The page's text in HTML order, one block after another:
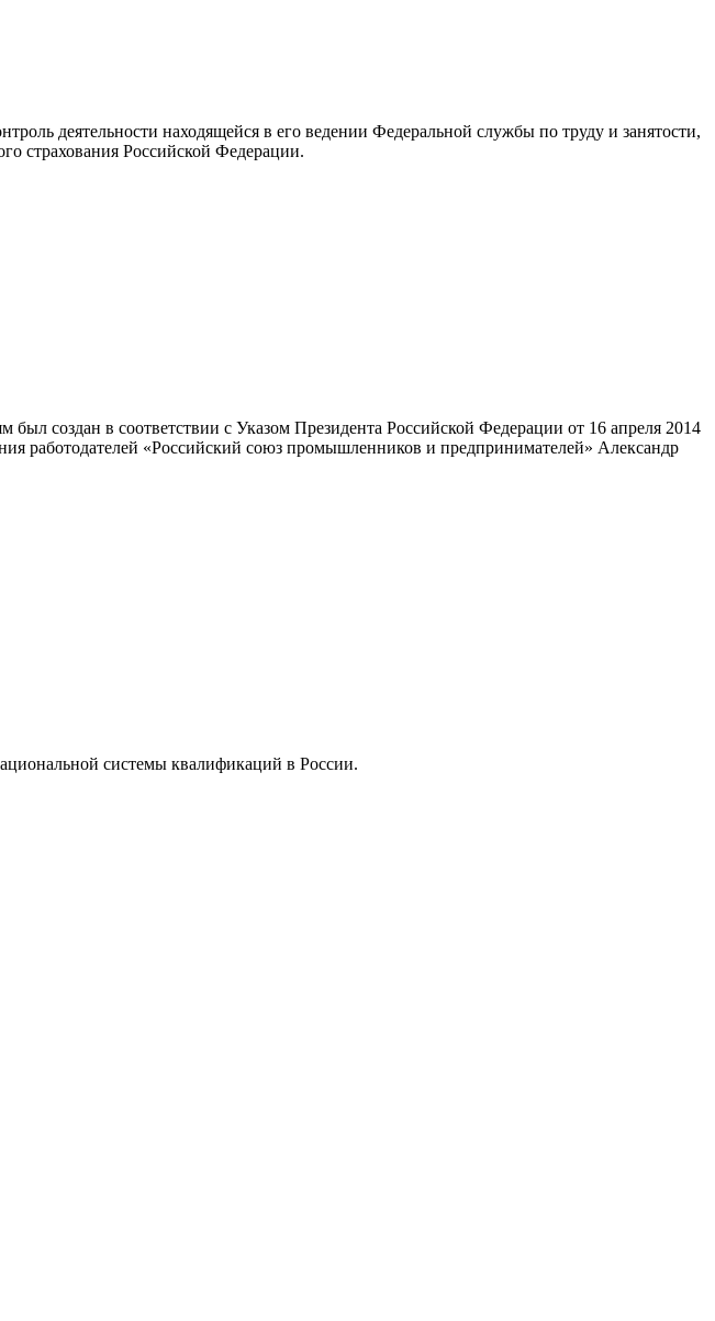
деятельности находящейся в его ведении Федеральной службы по труду и занятости,
страхования Российской Федерации.
создан в соответствии с Указом Президента Российской Федерации от 16 апреля 2014
работодателей «Российский союз промышленников и предпринимателей» Александр
системы квалификаций в России.